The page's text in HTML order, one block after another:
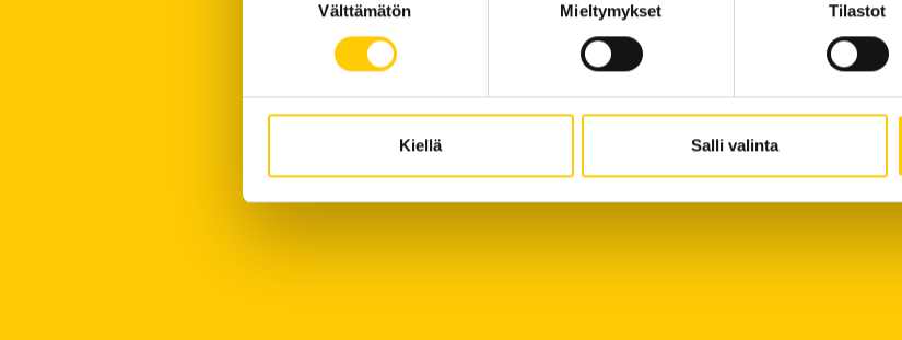
Välttämätön Mieltymykset Tilastot
Kiellä Salli valinta